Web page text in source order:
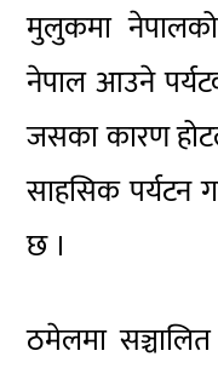
मुलुकमा
नेपाल आउने
जसका कारण
साहसिक पर्यटन
छ ।
ठमेलमा